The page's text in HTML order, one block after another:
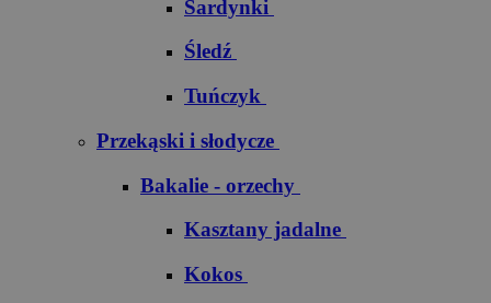
Sardynki
Śledź
Tuńczyk
Przekąski i słodycze
Bakalie - orzechy
Kasztany jadalne
Kokos